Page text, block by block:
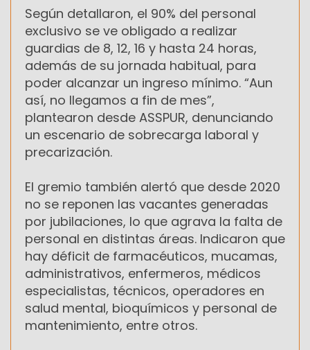
Según detallaron, el 90% del personal
exclusivo se ve obligado a realizar
guardias de 8, 12, 16 y hasta 24 horas,
además de su jornada habitual, para
poder alcanzar un ingreso mínimo. “Aun
así, no llegamos a fin de mes”,
plantearon desde ASSPUR, denunciando
un escenario de sobrecarga laboral y
precarización.
El gremio también alertó que desde 2020
no se reponen las vacantes generadas
por jubilaciones, lo que agrava la falta de
personal en distintas áreas. Indicaron que
hay déficit de farmacéuticos, mucamas,
administrativos, enfermeros, médicos
especialistas, técnicos, operadores en
salud mental, bioquímicos y personal de
mantenimiento, entre otros.